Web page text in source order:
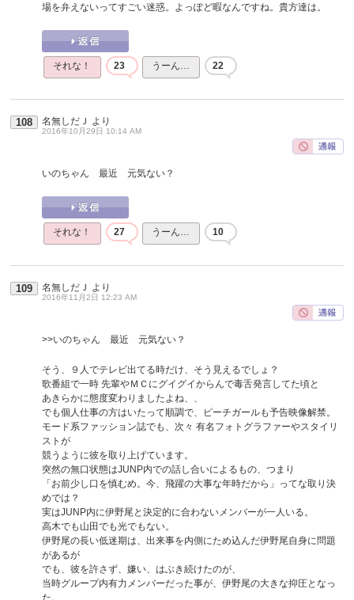
場を弁えないってすごい迷惑。よっぽど暇なんですね。貴方達は。
それな！ 23 うーん… 22
108 名無しだＪ より
2016年10月29日 10:14 AM
いのちゃん 最近 元気ない？
それな！ 27 うーん… 10
109 名無しだＪ より
2016年11月2日 12:23 AM
>>いのちゃん 最近 元気ない？
そう、９人でテレビ出てる時だけ、そう見えるでしょ？
歌番組で一時 先輩やＭＣにグイグイからんで毒舌発言してた頃と
あきらかに態度変わりましたよね、、
でも個人仕事の方はいたって順調で、ピーチガールも予告映像解禁。
モード系ファッション誌でも、次々 有名フォトグラファーやスタイリ
ストが
競うように彼を取り上げています。
突然の無口状態はJUNP内での話し合いによるもの、つまり
「お前少し口を慎むめ。今、飛躍の大事な年時だから」ってな取り決
めでは？
実はJUNP内に伊野尾と決定的に合わないメンバーが一人いる。
高木でも山田でも光でもない。
伊野尾の長い低迷期は、出来事を内側にため込んだ伊野尾自身に問題
があるが
でも、彼を許さず、嫌い、はぶき続けたのが、
当時グループ内有力メンバーだった事が、伊野尾の大きな抑圧となっ
た。